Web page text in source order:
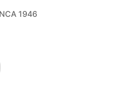
1946